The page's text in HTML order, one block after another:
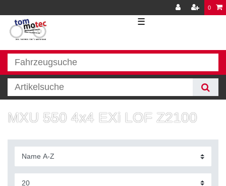
0
☰
MXU 550 4x4 EXi LOF Z2100